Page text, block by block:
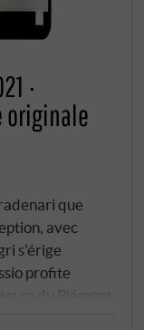
·
originale
que
avec
s'érige
profite
du Piémont
même en